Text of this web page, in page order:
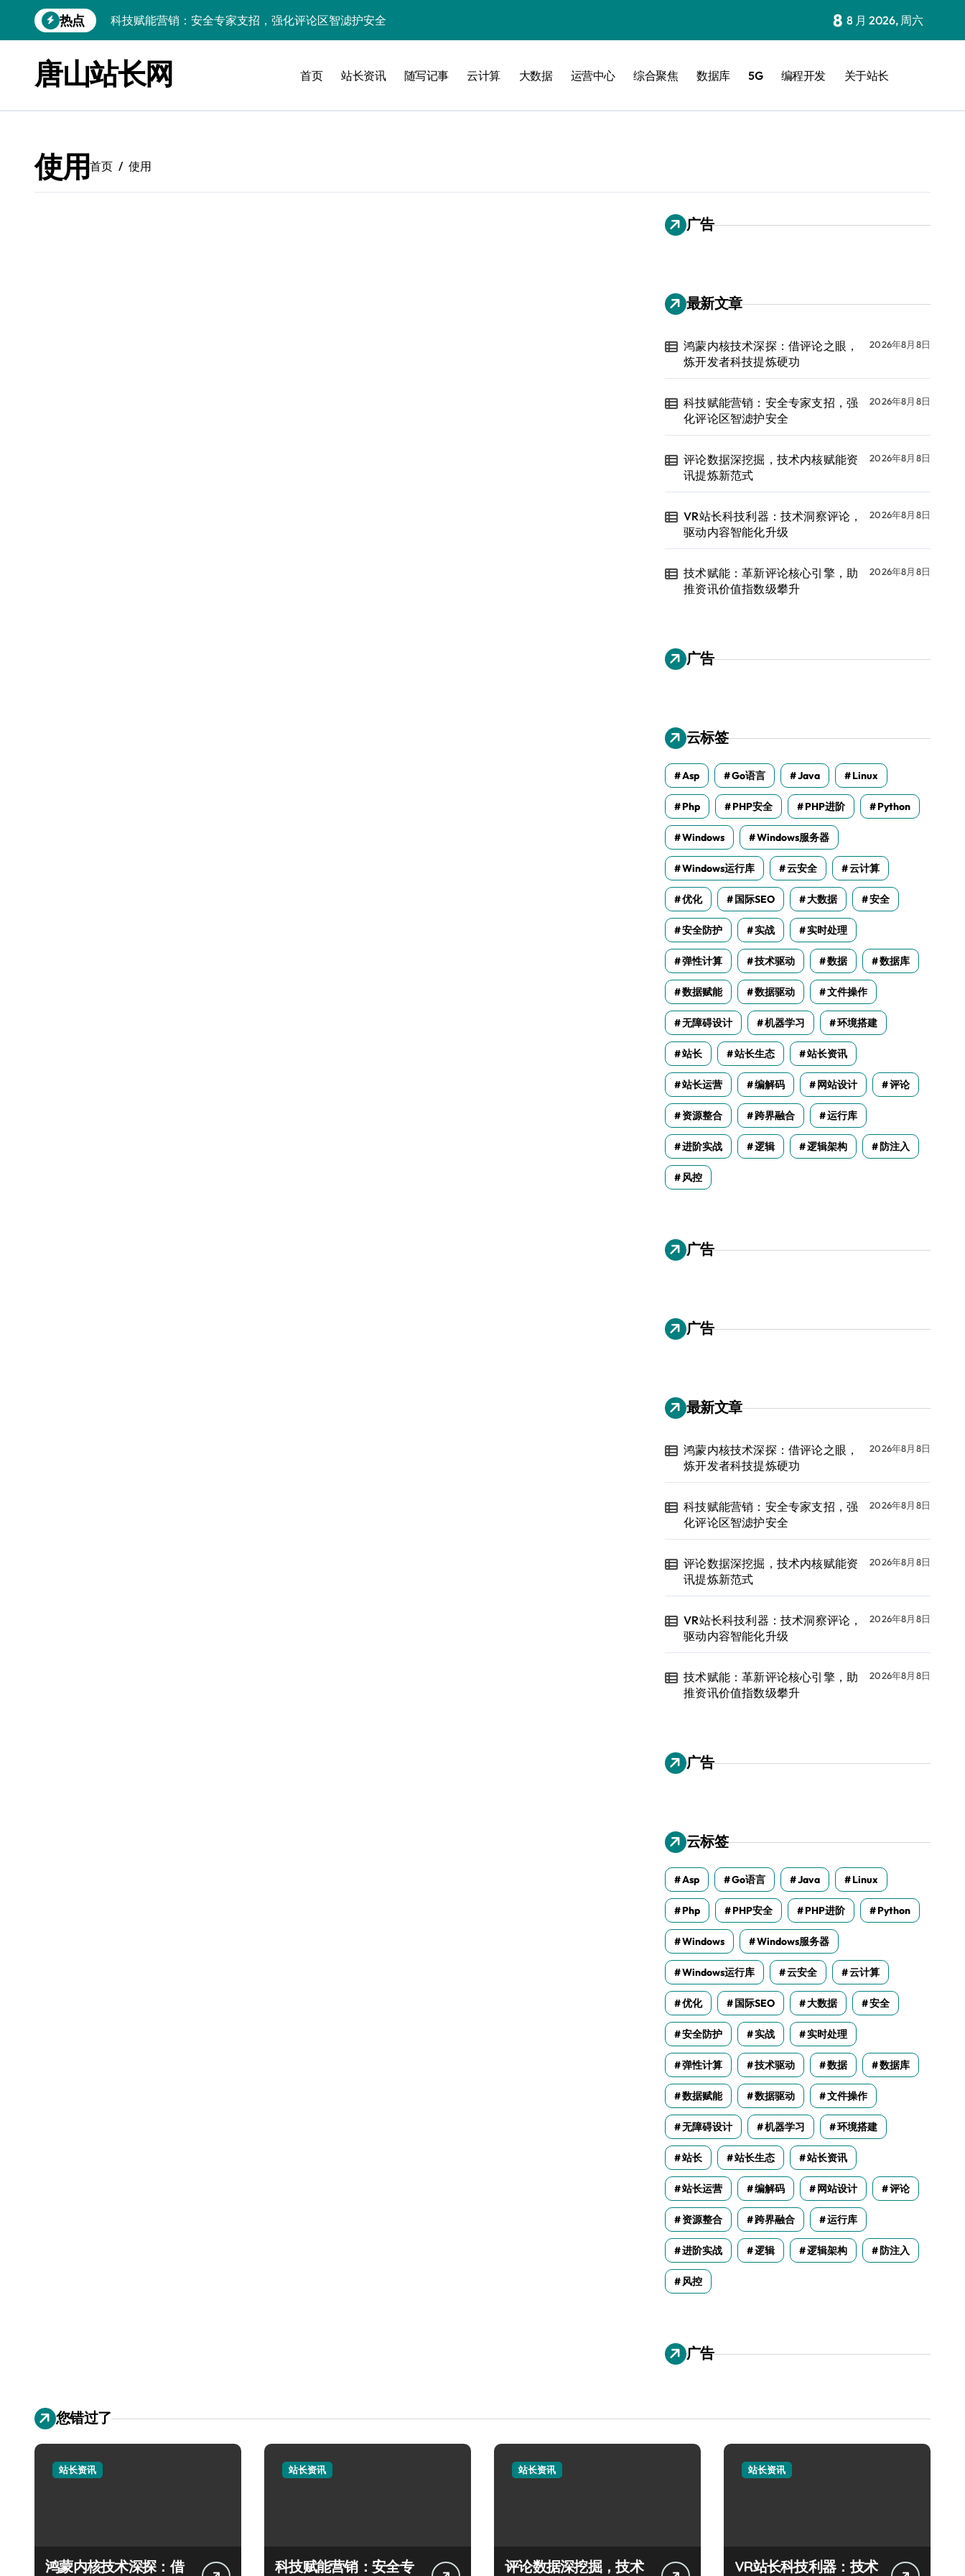
到
热点
科技赋能营销：安全专家支招，强化评论区智滤护安全
VR站长科技利器：技术洞察评论，驱动内容智能化升级
技术赋能：革新评论核心引擎，助推资讯价值指数级攀升
测试工程师力荐：PHP进阶秘籍，科技护航安全防注入
PHP安全加固实战：网络运维视角下的防注入技术进阶
8 8 月 2026, 周六
唐山站长网 首页 站长资讯 随写记事 云计算 大数据 运营中心 综合聚焦 数据库 5G 编程开发 关于站长
使用首页 使用
广告
最新文章
鸿蒙内核技术深探：借评论之眼，
炼开发者科技提炼硬功
2026年8月8日
科技赋能营销：安全专家支招，强
化评论区智滤护安全
2026年8月8日
评论数据深挖掘，技术内核赋能资
讯提炼新范式
2026年8月8日
VR站长科技利器：技术洞察评论，
驱动内容智能化升级
2026年8月8日
技术赋能：革新评论核心引擎，助
推资讯价值指数级攀升
2026年8月8日
广告
云标签
Asp Go语言 Java Linux
Php PHP安全 PHP进阶 Python
Windows Windows服务器
Windows运行库 云安全 云计算
优化 国际SEO 大数据 安全
安全防护 实战 实时处理
弹性计算 技术驱动 数据 数据库
数据赋能 数据驱动 文件操作
无障碍设计 机器学习 环境搭建
站长 站长生态 站长资讯
站长运营 编解码 网站设计 评论
资源整合 跨界融合 运行库
进阶实战 逻辑 逻辑架构 防注入
风控
广告
广告
最新文章
鸿蒙内核技术深探：借评论之眼，
炼开发者科技提炼硬功
2026年8月8日
科技赋能营销：安全专家支招，强
化评论区智滤护安全
2026年8月8日
评论数据深挖掘，技术内核赋能资
讯提炼新范式
2026年8月8日
VR站长科技利器：技术洞察评论，
驱动内容智能化升级
2026年8月8日
技术赋能：革新评论核心引擎，助
推资讯价值指数级攀升
2026年8月8日
广告
云标签
Asp Go语言 Java Linux
Php PHP安全 PHP进阶 Python
Windows Windows服务器
Windows运行库 云安全 云计算
优化 国际SEO 大数据 安全
安全防护 实战 实时处理
弹性计算 技术驱动 数据 数据库
数据赋能 数据驱动 文件操作
无障碍设计 机器学习 环境搭建
站长 站长生态 站长资讯
站长运营 编解码 网站设计 评论
资源整合 跨界融合 运行库
进阶实战 逻辑 逻辑架构 防注入
风控
广告
您错过了
站长资讯
鸿蒙内核技术深探：借
站长资讯
科技赋能营销：安全专
站长资讯
评论数据深挖掘，技术
站长资讯
VR站长科技利器：技术